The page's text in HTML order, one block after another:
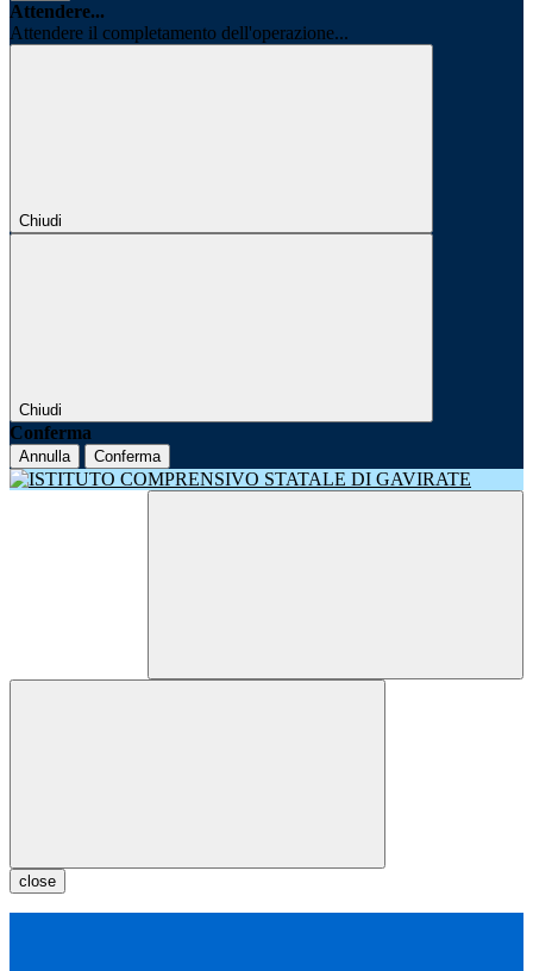
Attendere...
Attendere il completamento dell'operazione...
Chiudi
Chiudi
Conferma
Annulla Conferma
close